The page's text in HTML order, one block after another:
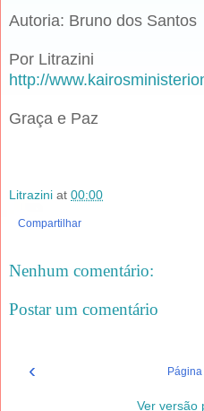
Autoria: Bruno dos Santos
Por Litrazini
http://
Graça e Paz
Litrazini at 00:00
Compartilhar
Nenhum comentário:
Postar um comentário
‹
Ver versão